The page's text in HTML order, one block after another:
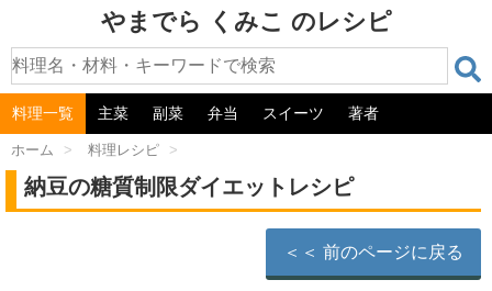
やまでら くみこ のレシピ
料理一覧 主菜 副菜 弁当 スイーツ 著者
ホーム > 料理レシピ >
納豆の糖質制限ダイエットレシピ
＜＜ 前のページに戻る